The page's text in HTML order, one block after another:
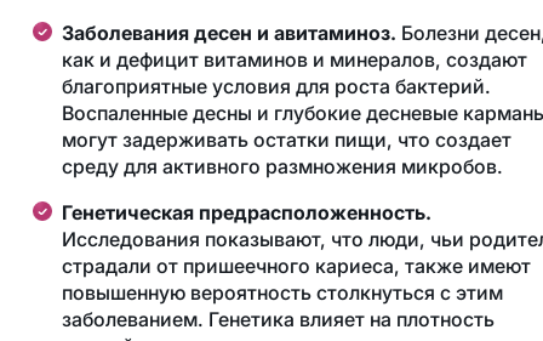
Заболевания десен и авитаминоз. Болезни
как и дефицит витаминов и минералов, создают
благоприятные условия для роста бактерий.
Воспаленные десны и глубокие десневые
могут задерживать остатки пищи, что создает
среду для активного размножения микробов.
Генетическая предрасположенность.
Исследования показывают, что люди, чьи
страдали от пришеечного кариеса, также имеют
повышенную вероятность столкнуться с этим
заболеванием. Генетика влияет на плотность